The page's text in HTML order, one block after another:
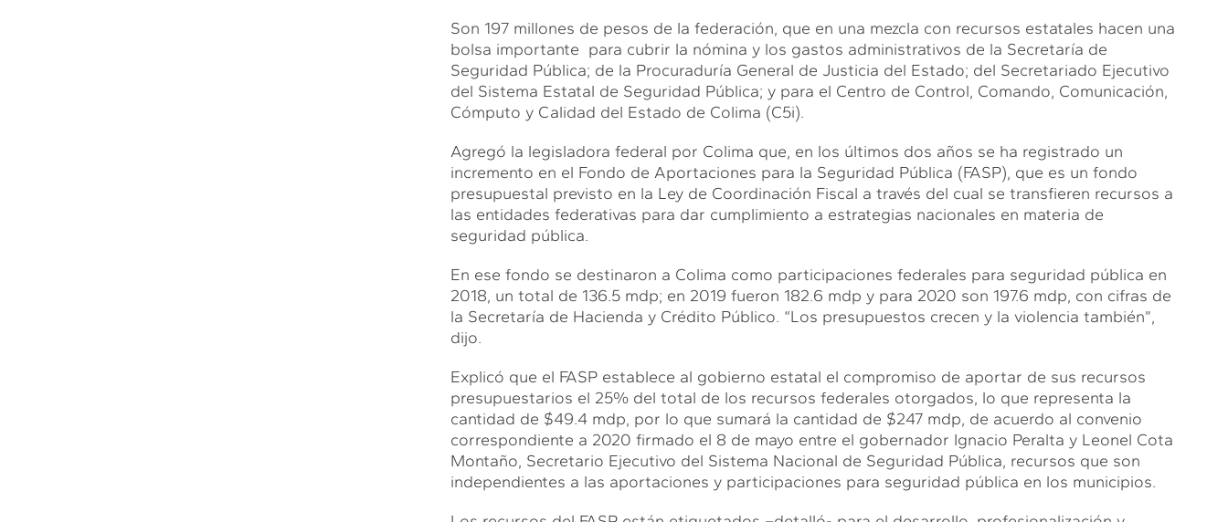
Son 197 millones de pesos de la federación, que en una mezcla con recursos estatales hacen una
bolsa importante para cubrir la nómina y los gastos administrativos de la Secretaría de
Seguridad Pública; de la Procuraduría General de Justicia del Estado; del Secretariado Ejecutivo
del Sistema Estatal de Seguridad Pública; y para el Centro de Control, Comando, Comunicación,
Cómputo y Calidad del Estado de Colima (C5i).
Agregó la legisladora federal por Colima que, en los últimos dos años se ha registrado un
incremento en el Fondo de Aportaciones para la Seguridad Pública (FASP), que es un fondo
presupuestal previsto en la Ley de Coordinación Fiscal a través del cual se transfieren recursos a
las entidades federativas para dar cumplimiento a estrategias nacionales en materia de
seguridad pública.
En ese fondo se destinaron a Colima como participaciones federales para seguridad pública en
2018, un total de 136.5 mdp; en 2019 fueron 182.6 mdp y para 2020 son 197.6 mdp, con cifras de
la Secretaría de Hacienda y Crédito Público. “Los presupuestos crecen y la violencia también”,
dijo.
Explicó que el FASP establece al gobierno estatal el compromiso de aportar de sus recursos
presupuestarios el 25% del total de los recursos federales otorgados, lo que representa la
cantidad de $49.4 mdp, por lo que sumará la cantidad de $247 mdp, de acuerdo al convenio
correspondiente a 2020 firmado el 8 de mayo entre el gobernador Ignacio Peralta y Leonel Cota
Montaño, Secretario Ejecutivo del Sistema Nacional de Seguridad Pública, recursos que son
independientes a las aportaciones y participaciones para seguridad pública en los municipios.